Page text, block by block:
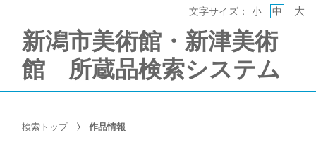
新潟市美術館・新津美術
館 所蔵品検索システム
文字サイズ： 小 中 大
検索トップ 作品情報